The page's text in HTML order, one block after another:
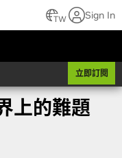
TW Sign In
立即訂閱
上的難題